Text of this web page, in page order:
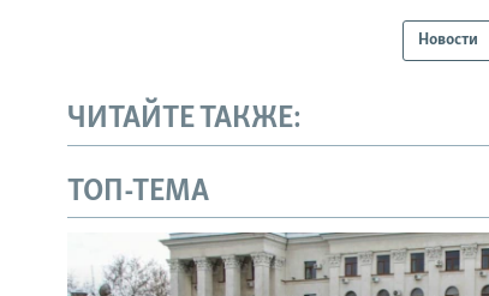
Новости
ЧИТАЙТЕ ТАКЖЕ:
ТОП-ТЕМА